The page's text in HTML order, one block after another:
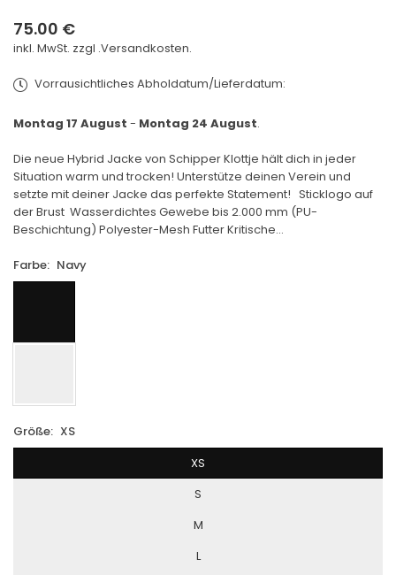
Normaler
Preis
75.00 €
inkl. MwSt. zzgl .Versandkosten.
Vorrausichtliches Abholdatum/Lieferdatum:
Montag 17 August - Montag 24 August.
Die neue Hybrid Jacke von Schipper Klottje hält dich in jeder
Situation warm und trocken! Unterstütze deinen Verein und
setzte mit deiner Jacke das perfekte Statement! Sticklogo auf
der Brust Wasserdichtes Gewebe bis 2.000 mm (PU-
Beschichtung) Polyester-Mesh Futter Kritische...
Farbe: Navy
Größe: XS
XS
S
M
L